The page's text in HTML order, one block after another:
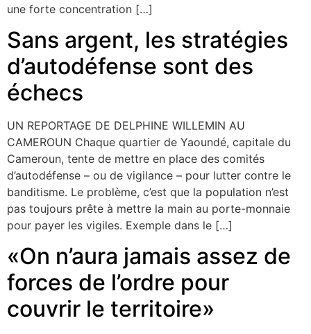
une forte concentration […]
Sans argent, les stratégies
d’autodéfense sont des
échecs
UN REPORTAGE DE DELPHINE WILLEMIN AU
CAMEROUN Chaque quartier de Yaoundé, capitale du
Cameroun, tente de mettre en place des comités
d’autodéfense – ou de vigilance – pour lutter contre le
banditisme. Le problème, c’est que la population n’est
pas toujours prête à mettre la main au porte-monnaie
pour payer les vigiles. Exemple dans le […]
«On n’aura jamais assez de
forces de l’ordre pour
couvrir le territoire»